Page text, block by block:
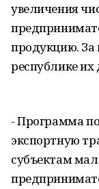
увеличения
продукцию. За
республике
- Программа
экспортную
субъектам